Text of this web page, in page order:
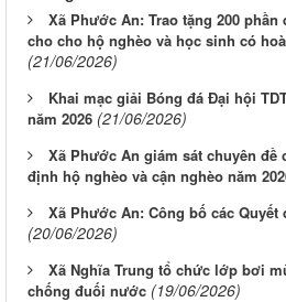
Xã Phước An: Trao tặng 200 phần
cho cho hộ nghèo và học sinh có
(21/06/2026)
Khai mạc giải Bóng đá Đại hội
năm 2026 (21/06/2026)
Xã Phước An giám sát chuyên đề
định hộ nghèo và cận nghèo năm
Xã Phước An: Công bố các
(20/06/2026)
Xã Nghĩa Trung tổ chức lớp bơi
chống đuối nước (19/06/2026)